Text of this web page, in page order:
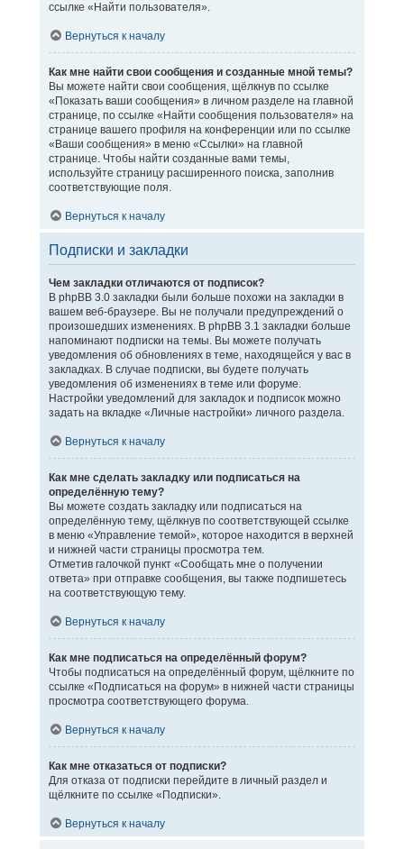
ссылке «Найти пользователя».
Вернуться к началу
Как мне найти свои сообщения и созданные мной темы?
Вы можете найти свои сообщения, щёлкнув по ссылке
«Показать ваши сообщения» в личном разделе на главной
странице, по ссылке «Найти сообщения пользователя» на
странице вашего профиля на конференции или по ссылке
«Ваши сообщения» в меню «Ссылки» на главной
странице. Чтобы найти созданные вами темы,
используйте страницу расширенного поиска, заполнив
соответствующие поля.
Вернуться к началу
Подписки и закладки
Чем закладки отличаются от подписок?
В phpBB 3.0 закладки были больше похожи на закладки в
вашем веб-браузере. Вы не получали предупреждений о
произошедших изменениях. В phpBB 3.1 закладки больше
напоминают подписки на темы. Вы можете получать
уведомления об обновлениях в теме, находящейся у вас в
закладках. В случае подписки, вы будете получать
уведомления об изменениях в теме или форуме.
Настройки уведомлений для закладок и подписок можно
задать на вкладке «Личные настройки» личного раздела.
Вернуться к началу
Как мне сделать закладку или подписаться на
определённую тему?
Вы можете создать закладку или подписаться на
определённую тему, щёлкнув по соответствующей ссылке
в меню «Управление темой», которое находится в верхней
и нижней части страницы просмотра тем.
Отметив галочкой пункт «Сообщать мне о получении
ответа» при отправке сообщения, вы также подпишетесь
на соответствующую тему.
Вернуться к началу
Как мне подписаться на определённый форум?
Чтобы подписаться на определённый форум, щёлкните по
ссылке «Подписаться на форум» в нижней части страницы
просмотра соответствующего форума.
Вернуться к началу
Как мне отказаться от подписки?
Для отказа от подписки перейдите в личный раздел и
щёлкните по ссылке «Подписки».
Вернуться к началу